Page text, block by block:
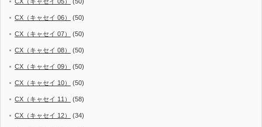
CX（キャセイ 06） (50)
CX（キャセイ 07） (50)
CX（キャセイ 08） (50)
CX（キャセイ 09） (50)
CX（キャセイ 10） (50)
CX（キャセイ 11） (58)
CX（キャセイ 12） (34)